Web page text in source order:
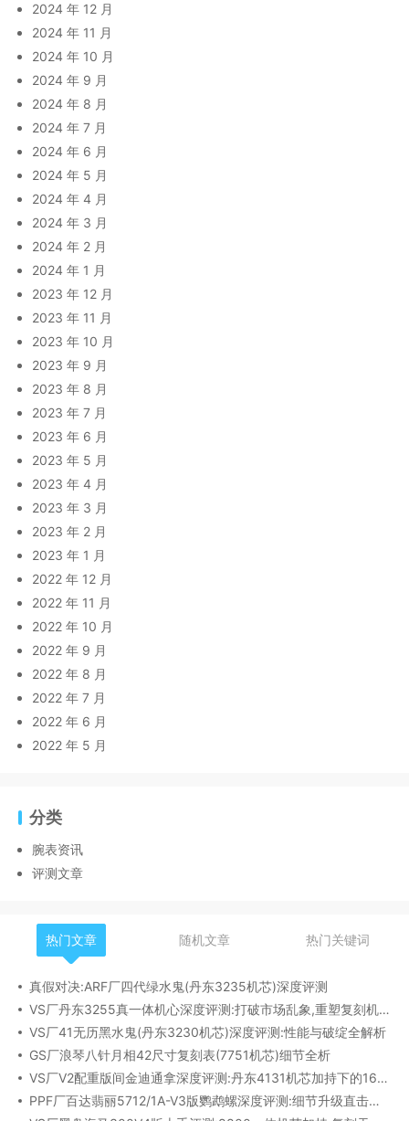
2024 年 12 月
2024 年 11 月
2024 年 10 月
2024 年 9 月
2024 年 8 月
2024 年 7 月
2024 年 6 月
2024 年 5 月
2024 年 4 月
2024 年 3 月
2024 年 2 月
2024 年 1 月
2023 年 12 月
2023 年 11 月
2023 年 10 月
2023 年 9 月
2023 年 8 月
2023 年 7 月
2023 年 6 月
2023 年 5 月
2023 年 4 月
2023 年 3 月
2023 年 2 月
2023 年 1 月
2022 年 12 月
2022 年 11 月
2022 年 10 月
2022 年 9 月
2022 年 8 月
2022 年 7 月
2022 年 6 月
2022 年 5 月
分类
腕表资讯
评测文章
热门文章 随机文章 热门关键词
真假对决:ARF厂四代绿水鬼(丹东3235机芯)深度评测
VS厂丹东3255真一体机心深度评测:打破市场乱象,重塑复刻机芯新标杆​
VS厂41无历黑水鬼(丹东3230机芯)深度评测:性能与破绽全解析
GS厂浪琴八针月相42尺寸复刻表(7751机芯)细节全析
VS厂V2配重版间金迪通拿深度评测:丹东4131机芯加持下的165克精密之作​
PPF厂百达翡丽5712/1A-V3版鹦鹉螺深度评测:细节升级直击正品